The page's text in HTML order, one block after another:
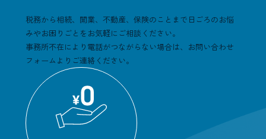
税務から相続、開業、不動産、保険のことまで日ごろのお悩
みやお困りごとをお気軽にご相談ください。
事務所不在により電話がつながらない場合は、お問い合わせ
フォームよりご連絡ください。